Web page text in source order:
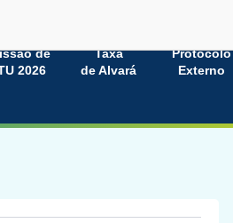
de
2026
Taxa
de Alvará
Protocolo
Externo